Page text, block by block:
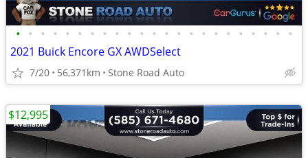
• • • • • • • • • • • • • • • • • • • • • • •
2021 Buick Encore GX AWDSelect
7/20 56,371km Stone Road Auto
$12,995